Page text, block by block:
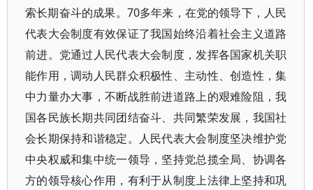
索长期奋斗的成果。70多年来，在党的领导下，人民
代表大会制度有效保证了我国始终沿着社会主义道路
前进。党通过人民代表大会制度，发挥各国家机关职
能作用，调动人民群众积极性、主动性、创造性，集
中力量办大事，不断战胜前进道路上的艰难险阻，我
国各民族长期共同团结奋斗、共同繁荣发展，我国社
会长期保持和谐稳定。人民代表大会制度坚决维护党
中央权威和集中统一领导，坚持党总揽全局、协调各
方的领导核心作用，有利于从制度上法律上坚持和巩